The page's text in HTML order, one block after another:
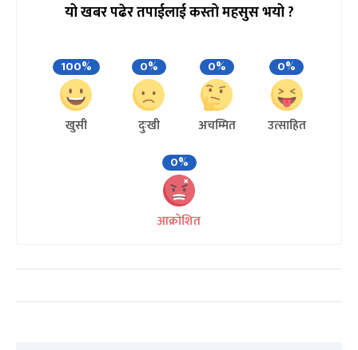
यो खबर पढेर तपाईलाई कस्तो महसुस भयो ?
100%
खुसी
0%
दुःखी
0%
अचम्मित
0%
उत्साहित
0%
आक्रोशित